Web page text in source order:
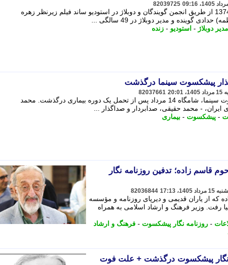
82039725
زنده یاد حدادی متولد 1356 بود که از سال 1374 از طریق انجمن گویندگان و دوبلاژ در استودیو ساند فیلم زیرنظر زهره
و مدیر دوبلاژ در 49 سالگی ...
مدیر دوبلاژ - استودیو - زنده
پیشکسوت سینما درگذشت
82037661
محمد حقیقی، صدابردار و صداگذار پیشکسوت سینما، شامگاه 14 مرداد پس از تحمل یک دوره بیماری درگذشت. محمد
ایران، - محمد حقیقی، صدابردار و صداگذار ...
- پیشکسوت - بیماری
قاسم زاده؛ تدفین روزنامه نگار
82036844
که از یاران قدیمی و دیرپای روزنامه و مؤسسه
در سن 77 سالگی از دنیا رفت. وزیر فرهنگ و ارشاد اسلامی به همراه
- روزنامه نگار پیشکسوت - فرهنگ و ارشاد
نگار پیشکسوت درگذشت + علت فوت